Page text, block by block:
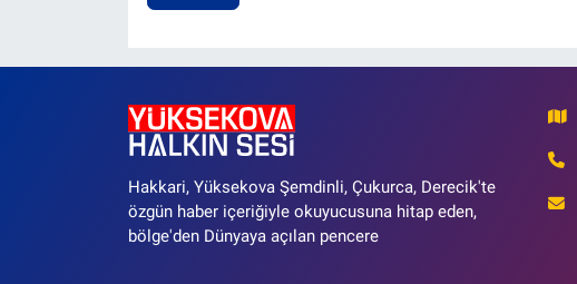
Hakkari, Yüksekova Şemdinli, Çukurca, Derecik'te
özgün haber içeriğiyle okuyucusuna hitap eden,
bölge'den Dünyaya açılan pencere